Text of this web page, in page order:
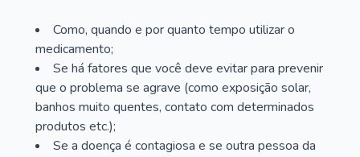
Como, quando e por quanto tempo utilizar o
medicamento;
Se há fatores que você deve evitar para prevenir
que o problema se agrave (como exposição solar,
banhos muito quentes, contato com determinados
produtos etc.);
Se a doença é contagiosa e se outra pessoa da